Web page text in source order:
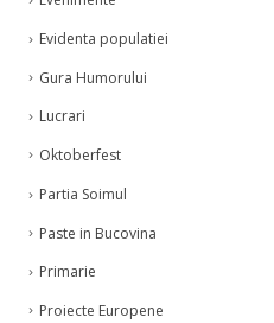
Evidenta populatiei
Gura Humorului
Lucrari
Oktoberfest
Partia Soimul
Paste in Bucovina
Primarie
Proiecte Europene